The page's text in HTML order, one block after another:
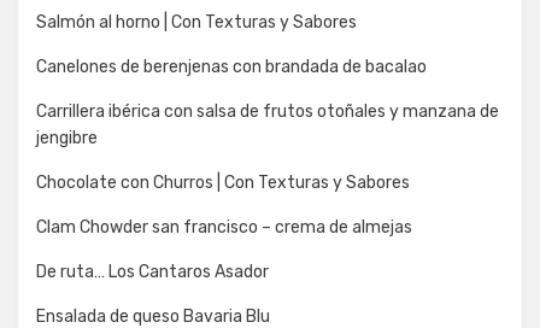
Salmón al horno | Con Texturas y Sabores
Canelones de berenjenas con brandada de bacalao
Carrillera ibérica con salsa de frutos otoñales y manzana de
jengibre
Chocolate con Churros | Con Texturas y Sabores
Clam Chowder san francisco – crema de almejas
De ruta… Los Cantaros Asador
Ensalada de queso Bavaria Blu